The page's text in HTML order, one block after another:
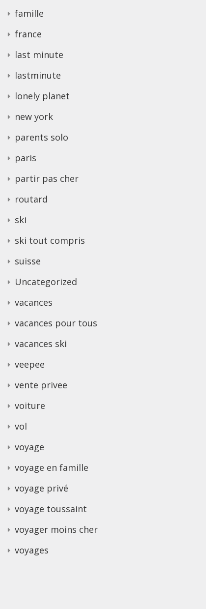
famille
france
last minute
lastminute
lonely planet
new york
parents solo
paris
partir pas cher
routard
ski
ski tout compris
suisse
Uncategorized
vacances
vacances pour tous
vacances ski
veepee
vente privee
voiture
vol
voyage
voyage en famille
voyage privé
voyage toussaint
voyager moins cher
voyages